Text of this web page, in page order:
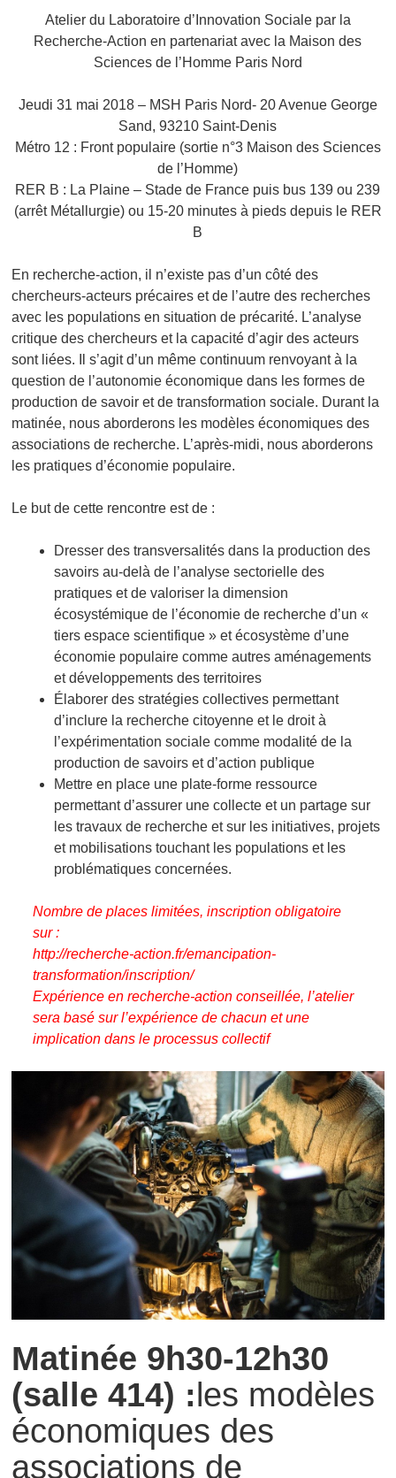
Atelier du Laboratoire d’Innovation Sociale par la
Recherche-Action en partenariat avec la Maison des
Sciences de l’Homme Paris Nord
Jeudi 31 mai 2018 – MSH Paris Nord- 20 Avenue George
Sand, 93210 Saint-Denis
Métro 12 : Front populaire (sortie n°3 Maison des Sciences
de l’Homme)
RER B : La Plaine – Stade de France puis bus 139 ou 239
(arrêt Métallurgie) ou 15-20 minutes à pieds depuis le RER
B
En recherche-action, il n’existe pas d’un côté des
chercheurs-acteurs précaires et de l’autre des recherches
avec les populations en situation de précarité. L’analyse
critique des chercheurs et la capacité d’agir des acteurs
sont liées. Il s’agit d’un même continuum renvoyant à la
question de l’autonomie économique dans les formes de
production de savoir et de transformation sociale. Durant la
matinée, nous aborderons les modèles économiques des
associations de recherche. L’après-midi, nous aborderons
les pratiques d’économie populaire.
Le but de cette rencontre est de :
Dresser des transversalités dans la production des
savoirs au-delà de l’analyse sectorielle des
pratiques et de valoriser la dimension
écosystémique de l’économie de recherche d’un «
tiers espace scientifique » et écosystème d’une
économie populaire comme autres aménagements
et développements des territoires
Élaborer des stratégies collectives permettant
d’inclure la recherche citoyenne et le droit à
l’expérimentation sociale comme modalité de la
production de savoirs et d’action publique
Mettre en place une plate-forme ressource
permettant d’assurer une collecte et un partage sur
les travaux de recherche et sur les initiatives, projets
et mobilisations touchant les populations et les
problématiques concernées.
Nombre de places limitées, inscription obligatoire
sur :
http://recherche-action.fr/emancipation-
transformation/inscription/
Expérience en recherche-action conseillée, l’atelier
sera basé sur l’expérience de chacun et une
implication dans le processus collectif
Matinée 9h30-12h30
(salle 414) : les modèles
économiques des
associations de